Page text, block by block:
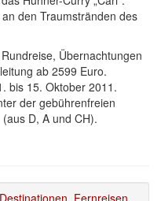
den Traumstränden des
Übernachtungen
ab 2599 Euro.
bis 15. Oktober 2011.
der gebührenfreien
D, A und CH).
Destinationen, Fernreisen,